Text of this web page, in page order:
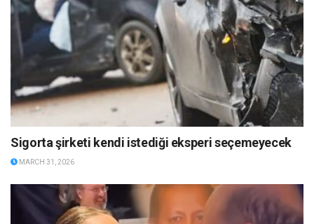
Sigorta şirketi kendi istediği eksperi seçemeyecek
MARCH 31, 2026